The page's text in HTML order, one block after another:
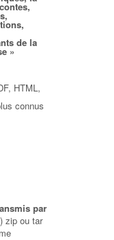
de la
»
HTML,
connus
par
zip ou tar